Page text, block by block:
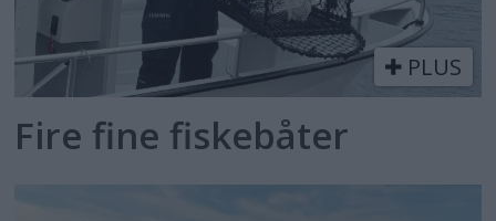
PLUS
Fire fine fiskebåter